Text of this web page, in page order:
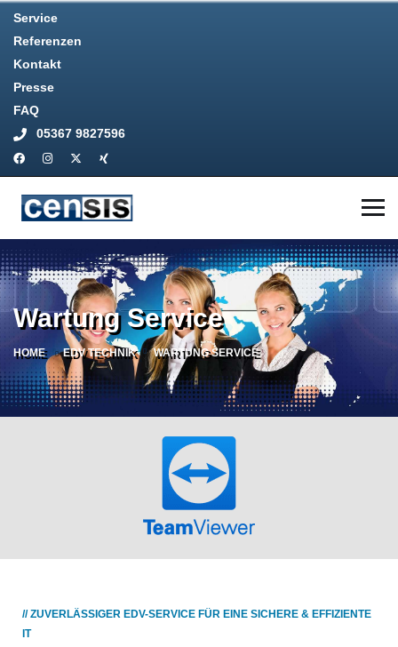
Service
Referenzen
Kontakt
Presse
FAQ
05367 9827596
Wartung Service
HOME EDV TECHNIK WARTUNG SERVICE
// ZUVERLÄSSIGER EDV-SERVICE FÜR EINE SICHERE & EFFIZIENTE
IT